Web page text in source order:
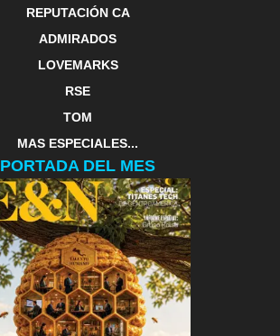
REPUTACIÓN CA
ADMIRADOS
LOVEMARKS
RSE
TOM
MAS ESPECIALES...
PORTADA DEL MES